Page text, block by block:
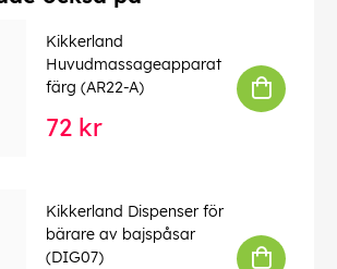
Kikkerland
Huvudmassageapparat
färg (AR22-A)
72 kr
Kikkerland Dispenser för
bärare av bajspåsar
(DIG07)